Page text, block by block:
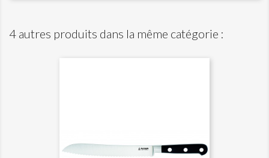
4 autres produits dans la même catégorie :